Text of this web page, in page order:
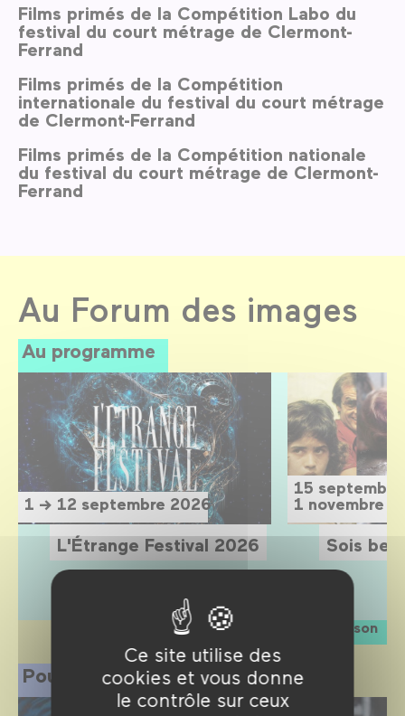
Ce site utilise des
cookies et vous donne
le contrôle sur ceux
Films primés de la Compétition Labo du
festival du court métrage de Clermont-
Ferrand
Films primés de la Compétition
internationale du festival du court métrage
de Clermont-Ferrand
Films primés de la Compétition nationale
du festival du court métrage de Clermont-
Ferrand
Au Forum des images
Au programme
La saison
1 → 12 septembre 2026
L'Étrange Festival 2026
15
1 novembre
Sois
Pour les professionnels